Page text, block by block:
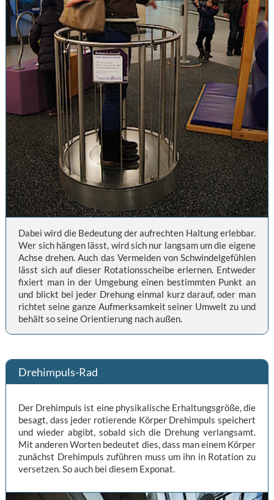
Dabei wird die Bedeutung der aufrechten Haltung erlebbar.
Wer sich hängen lässt, wird sich nur langsam um die eigene
Achse drehen. Auch das Vermeiden von Schwindelgefühlen
lässt sich auf dieser Rotationsscheibe erlernen. Entweder
fixiert man in der Umgebung einen bestimmten Punkt an
und blickt bei jeder Drehung einmal kurz darauf, oder man
richtet seine ganze Aufmerksamkeit seiner Umwelt zu und
behält so seine Orientierung nach außen.
Drehimpuls-Rad
Der Drehimpuls ist eine physikalische Erhaltungsgröße, die
besagt, dass jeder rotierende Körper Drehimpuls speichert
und wieder abgibt, sobald sich die Drehung verlangsamt.
Mit anderen Worten bedeutet dies, dass man einem Körper
zunächst Drehimpuls zuführen muss um ihn in Rotation zu
versetzen. So auch bei diesem Exponat.